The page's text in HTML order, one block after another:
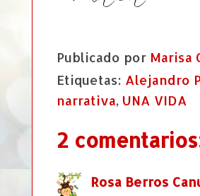
Publicado por Marisa
Etiquetas: Alejandro
narrativa, UNA VIDA
2
Rosa Berros